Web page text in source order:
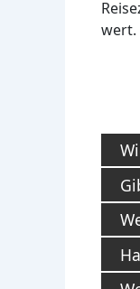
wert.